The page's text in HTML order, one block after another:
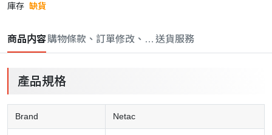
庫存 缺貨
商品内容購物條款、訂單修改、取消與退款政策
送貨服務
產品規格
Brand Netac